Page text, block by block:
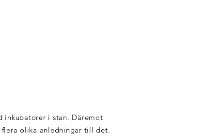
inkubatorer i stan. Däremot
olika anledningar till det.